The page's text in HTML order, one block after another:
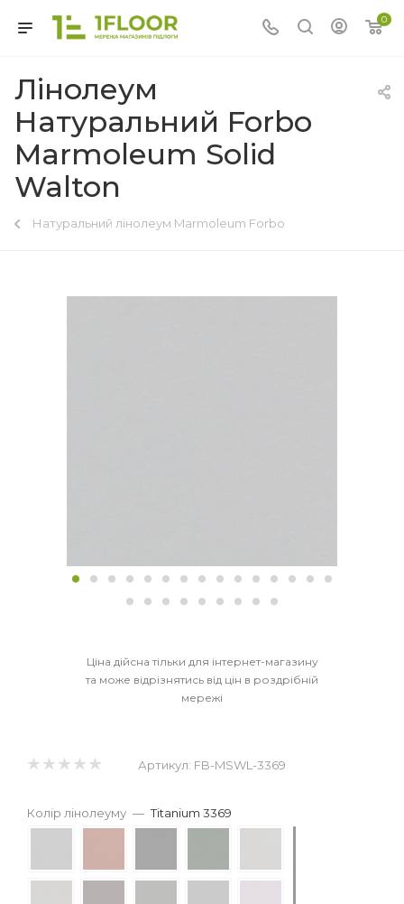
0
Лінолеум
Натуральний Forbo
Marmoleum Solid
Walton
Натуральний лінолеум Marmoleum Forbo
Ціна дійсна тільки для інтернет-магазину
та може відрізнятись від цін в роздрібній
мережі
Артикул: FB-MSWL-3369
Колір лінолеуму — Titanium 3369